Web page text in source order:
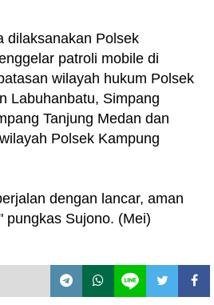
dilaksanakan Polsek
patroli mobile di
wilayah hukum Polsek
Labuhanbatu, Simpang
Tanjung Medan dan
Polsek Kampung
dengan lancar, aman
pungkas Sujono. (Mei)